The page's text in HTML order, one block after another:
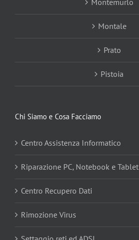
Montale
Prato
Pistoia
Chi Siamo e Cosa Facciamo
Centro Assistenza Informatico
Riparazione PC, Notebook e Tablet
Centro Recupero Dati
Rimozione Virus